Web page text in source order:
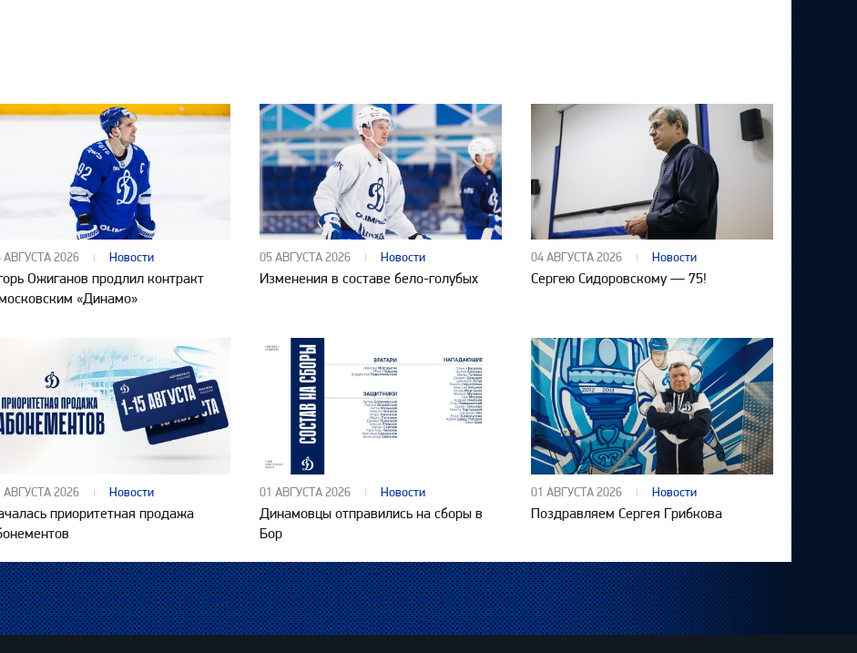
АВГУСТА 2026 Новости
Ожиганов продлил контракт
«Динамо»
05 АВГУСТА 2026 Новости
Изменения в составе бело-голубых
04 АВГУСТА 2026 Новости
Сергею Сидоровскому — 75!
АВГУСТА 2026 Новости
приоритетная продажа
01 АВГУСТА 2026 Новости
Динамовцы отправились на сборы в
Бор
01 АВГУСТА 2026 Новости
Поздравляем Сергея Грибкова